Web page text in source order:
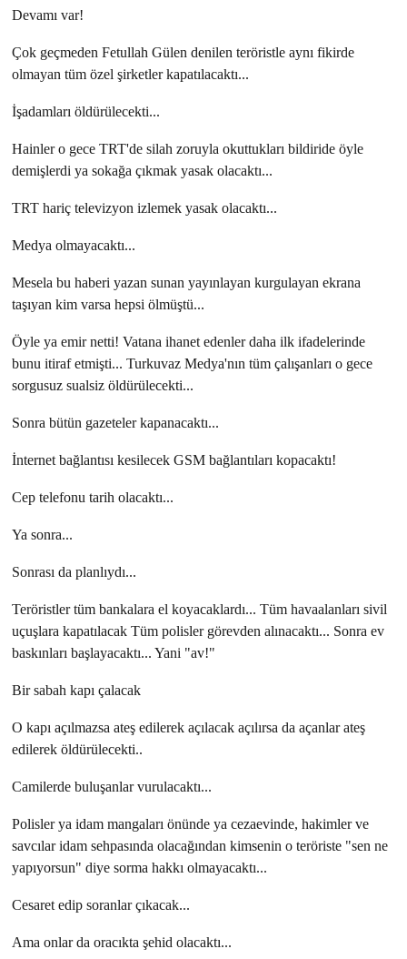
Devamı var!
Çok geçmeden Fetullah Gülen denilen teröristle aynı fikirde
olmayan tüm özel şirketler kapatılacaktı...
İşadamları öldürülecekti...
Hainler o gece TRT'de silah zoruyla okuttukları bildiride öyle
demişlerdi ya sokağa çıkmak yasak olacaktı...
TRT hariç televizyon izlemek yasak olacaktı...
Medya olmayacaktı...
Mesela bu haberi yazan sunan yayınlayan kurgulayan ekrana
taşıyan kim varsa hepsi ölmüştü...
Öyle ya emir netti! Vatana ihanet edenler daha ilk ifadelerinde
bunu itiraf etmişti... Turkuvaz Medya'nın tüm çalışanları o gece
sorgusuz sualsiz öldürülecekti...
Sonra bütün gazeteler kapanacaktı...
İnternet bağlantısı kesilecek GSM bağlantıları kopacaktı!
Cep telefonu tarih olacaktı...
Ya sonra...
Sonrası da planlıydı...
Teröristler tüm bankalara el koyacaklardı... Tüm havaalanları sivil
uçuşlara kapatılacak Tüm polisler görevden alınacaktı... Sonra ev
baskınları başlayacaktı... Yani "av!"
Bir sabah kapı çalacak
O kapı açılmazsa ateş edilerek açılacak açılırsa da açanlar ateş
edilerek öldürülecekti..
Camilerde buluşanlar vurulacaktı...
Polisler ya idam mangaları önünde ya cezaevinde, hakimler ve
savcılar idam sehpasında olacağından kimsenin o teröriste "sen ne
yapıyorsun" diye sorma hakkı olmayacaktı...
Cesaret edip soranlar çıkacak...
Ama onlar da oracıkta şehid olacaktı...